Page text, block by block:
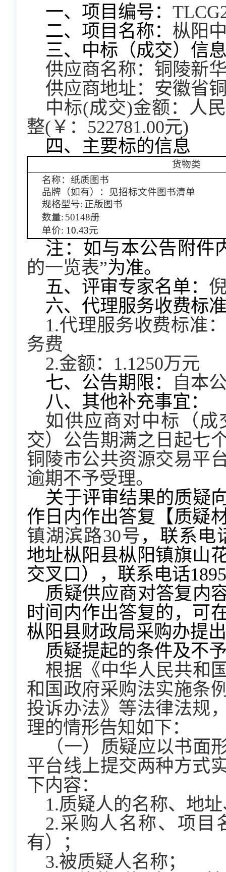
一、项目编号：
二、项目名称： 枞阳
三、中标（成交）信
供应商名称：铜陵新
供应商地址：安徽省
中标(成交)金额：人
整(￥：522781.00元)
四、主要标的信息
货物类
名称：纸质图书
品牌（如有）：见招标文件图书清单
规格型号: 正版图书
数量: 50148册
单价: 10.43元
注：如与本公告附件
的一览表”为准。
五、评审专家名单：
六、代理服务收费标
1.代理服务收费标准
务费
2.金额：1.1250万元
七、公告期限：
自本
八、其他补充事宜：
如供应商对中标（
交）公告期满之日起七
铜陵市公共资源交易平
逾期不予受理。
关于评审结果的质疑
作日内作出答复【质疑
镇湖滨路30号 ，联系电
地址枞阳县枞阳镇旗山
交叉口），联系电话
质疑供应商对答复内
时间内作出答复的，可
枞阳县财政局采购办提
质疑提起的条件及不
根据《中华人民共和
和国政府采购法实施条
投诉办法》等法律法规
理的情形告知如下：
（一）质疑应以书面
平台线上提交两种方式
下内容：
1.质疑人的名称、地
2.采购人名称、项目
有）；
3.被质疑人名称；